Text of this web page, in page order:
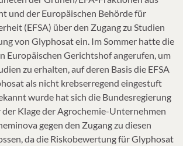
und der Europäischen Behörde für
(EFSA) über den Zugang zu Studien
von Glyphosat ein. Im Sommer hatte die
Europäischen Gerichtshof angerufen, um
zu erhalten, auf deren Basis die EFSA
als nicht krebserregend eingestuft
wurde hat sich die Bundesregierung
der Klage der Agrochemie-Unternehmen
gegen den Zugang zu diesen
da die Riskobewertung für Glyphosat